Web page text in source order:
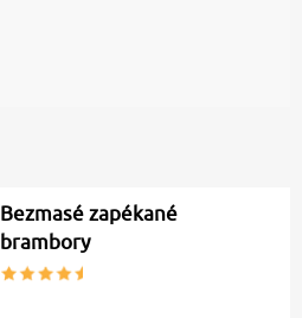
Bezmasé zapékané
brambory